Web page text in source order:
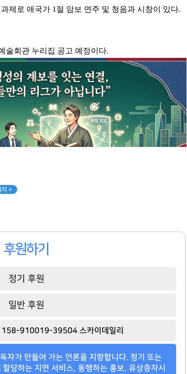
제로 애국가 1절 암보 연주 및 청음과 시창이 있다.
술회관 누리집 공고 예정이다.
권성준
비아 톨레도 파스타바
빌딩
팬클럽 참여
더본코리아
트라움하우스 2차
팬클럽 참여
은평뉴타운폭포동힐스테이트4-2단지
팬클럽 참여
지 +
후원하기
정기 후원
일반 후원
158-910019-39504 스카이데일리
자가 만들어 가는 언론을 지향합니다. 정기 또는
당하는 지면 서비스, 동행하는 홍보, 유상증자시